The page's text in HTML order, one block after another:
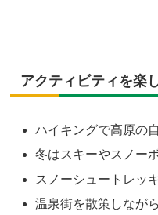
アクティビティを楽
ハイキングで高原の
冬はスキーやスノー
スノーシュートレッ
温泉街を散策しなが